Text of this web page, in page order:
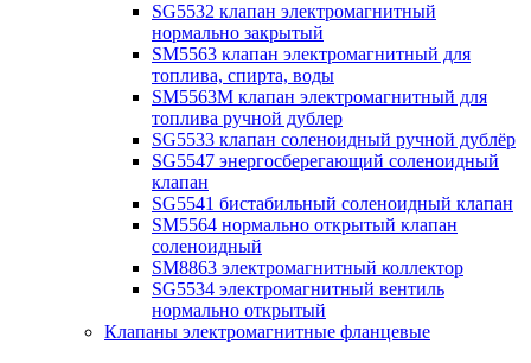
SG5532 клапан электромагнитный
нормально закрытый
SM5563 клапан электромагнитный для
топлива, спирта, воды
SM5563M клапан электромагнитный для
топлива ручной дублер
SG5533 клапан соленоидный ручной дублёр
SG5547 энергосберегающий соленоидный
клапан
SG5541 бистабильный соленоидный клапан
SM5564 нормально открытый клапан
соленоидный
SM8863 электромагнитный коллектор
SG5534 электромагнитный вентиль
нормально открытый
Клапаны электромагнитные фланцевые